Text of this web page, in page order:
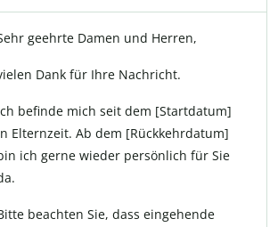
geehrte Damen und Herren,
Dank für Ihre Nachricht.
befinde mich seit dem [Startdatum]
Elternzeit. Ab dem [Rückkehrdatum]
ich gerne wieder persönlich für Sie
beachten Sie, dass eingehende